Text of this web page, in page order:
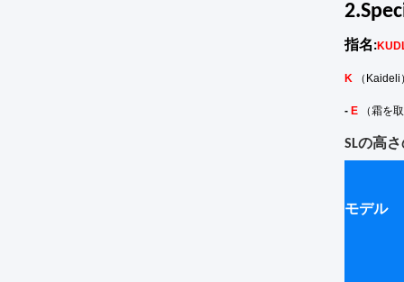
指名:
K （Kaideli
- E （霜を
SLの高
モデル